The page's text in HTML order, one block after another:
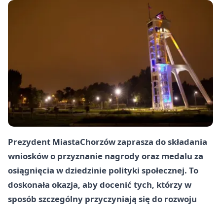
Prezydent MiastaChorzówzaprasza do składania
wniosków o przyznanie nagrody oraz medalu za
osiągnięcia w dziedzinie polityki społecznej. To
doskonała okazja, aby docenić tych, którzy w
sposób szczególny przyczyniają się do rozwoju